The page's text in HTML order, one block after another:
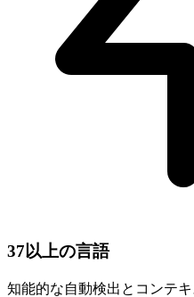
37以上の言語
知能的な自動検出とコンテ